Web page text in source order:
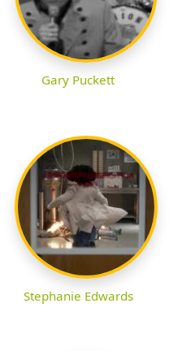
Gary Puckett
Stephanie Edwards